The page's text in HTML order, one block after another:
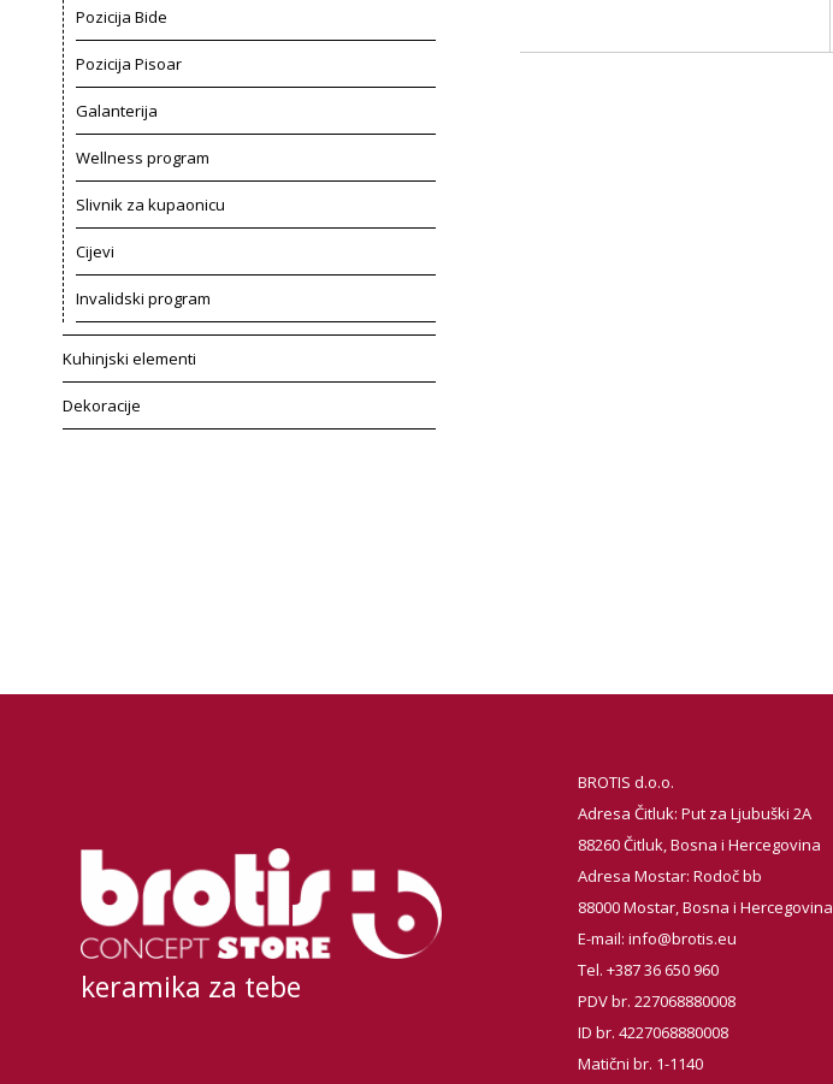
Pozicija Bide
Pozicija Pisoar
Galanterija
Wellness program
Slivnik za kupaonicu
Cijevi
Invalidski program
Kuhinjski elementi
Dekoracije
keramika za tebe
BROTIS d.o.o.
Adresa Čitluk: Put za Ljubuški 2A
88260 Čitluk, Bosna i Hercegovina
Adresa Mostar: Rodoč bb
88000 Mostar, Bosna i Hercegovina
E-mail:info@brotis.eu
Tel. +387 36 650 960
PDV br. 227068880008
ID br. 4227068880008
Matični br. 1-1140